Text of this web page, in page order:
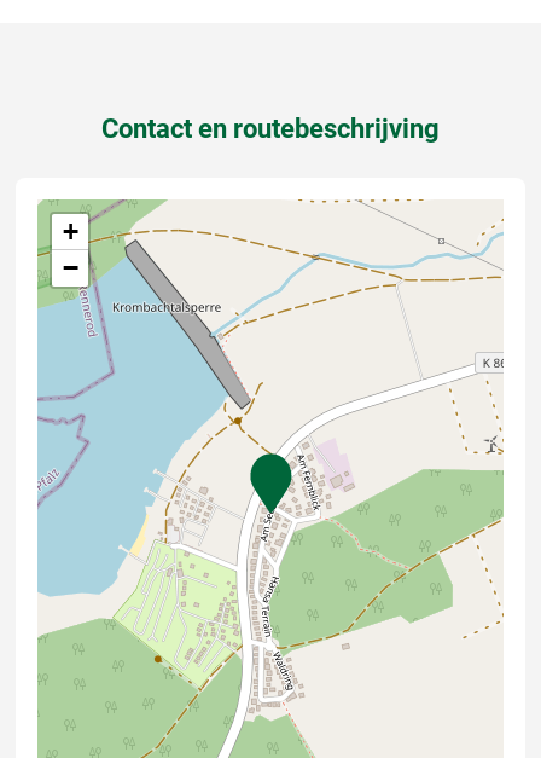
Contact en routebeschrijving
+
−